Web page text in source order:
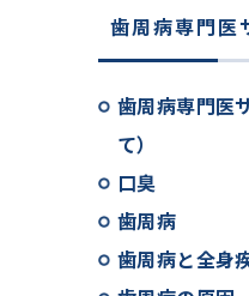
歯周病専門医
歯周病専門医
て）
口臭
歯周病
歯周病と全身